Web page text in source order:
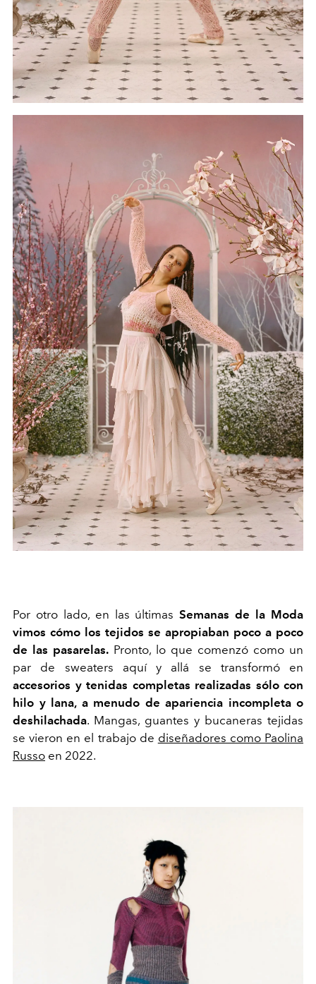
Por otro lado, en las últimasSemanas de la Moda
vimos cómo los tejidos se apropiaban poco a poco
de las pasarelas. Pronto, lo que comenzó como un
par de sweaters aquí y allá se transformó en
accesorios y tenidas completas realizadas sólo con
hilo y lana, a menudo de apariencia incompleta o
deshilachada. Mangas, guantes y bucaneras tejidas
se vieron en el trabajo de diseñadores como Paolina
Russo en 2022.